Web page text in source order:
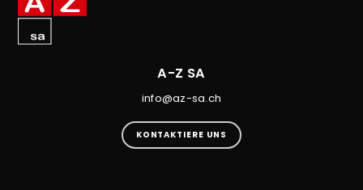
A-Z SA
info@az-sa.ch
KONTAKTIERE UNS